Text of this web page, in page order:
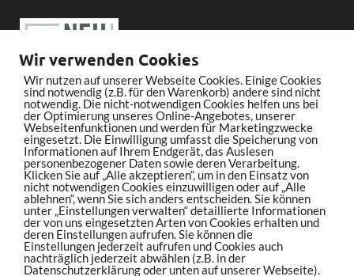
Wir verwenden Cookies
Wir nutzen auf unserer Webseite Cookies. Einige Cookies
sind notwendig (z.B. für den Warenkorb) andere sind nicht
notwendig. Die nicht-notwendigen Cookies helfen uns bei
der Optimierung unseres Online-Angebotes, unserer
Webseitenfunktionen und werden für Marketingzwecke
eingesetzt. Die Einwilligung umfasst die Speicherung von
Informationen auf Ihrem Endgerät, das Auslesen
personenbezogener Daten sowie deren Verarbeitung.
Klicken Sie auf „Alle akzeptieren“, um in den Einsatz von
nicht notwendigen Cookies einzuwilligen oder auf „Alle
ablehnen“, wenn Sie sich anders entscheiden. Sie können
unter „Einstellungen verwalten“ detaillierte Informationen
der von uns eingesetzten Arten von Cookies erhalten und
deren Einstellungen aufrufen. Sie können die
Einstellungen jederzeit aufrufen und Cookies auch
nachträglich jederzeit abwählen (z.B. in der
Datenschutzerklärung oder unten auf unserer Webseite).